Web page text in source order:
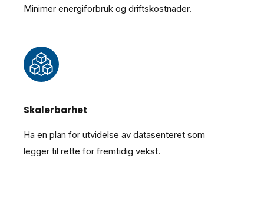
Minimer energiforbruk og driftskostnader.
Skalerbarhet
Ha en plan for utvidelse av datasenteret som
legger til rette for fremtidig vekst.